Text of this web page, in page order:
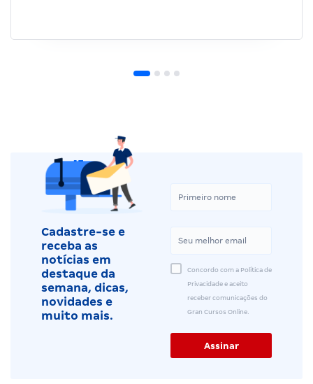
Cadastre-se e
receba as
notícias em
destaque da
semana, dicas,
novidades e
muito mais.
Concordo com a Política de
Privacidade e aceito
receber comunicações do
Gran Cursos Online.